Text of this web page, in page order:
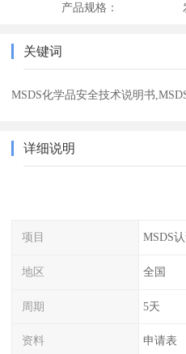
产品规格：
关键词
MSDS化学品安全技术说明书
详细说明
项目 MSDS
地区 全国
周期 5天
资料 申请表